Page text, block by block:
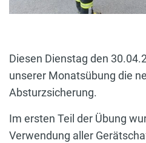
Diesen Dienstag den
unserer Monatsübung die
Absturzsicherung.
Im ersten Teil der Übung
Verwendung aller